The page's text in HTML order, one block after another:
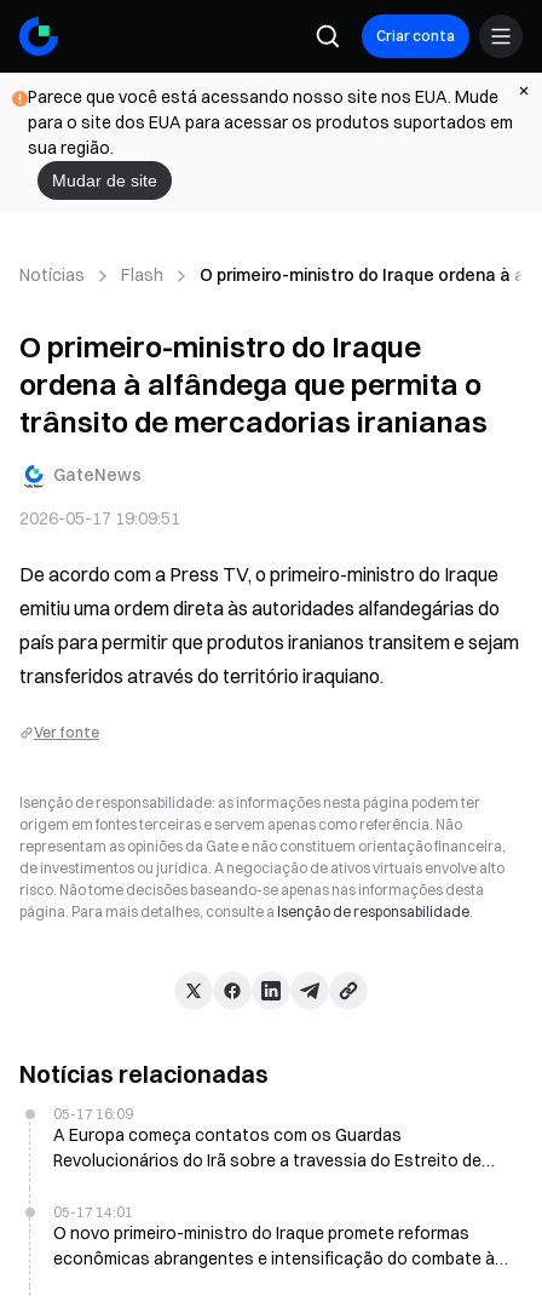
Criar conta
Parece que você está acessando nosso site nos EUA. Mude
para o site dos EUA para acessar os produtos suportados em
sua região.
Mudar de site
Notícias Flash O primeiro-ministro do Iraque ordena à
O primeiro-ministro do Iraque
ordena à alfândega que permita o
trânsito de mercadorias iranianas
GateNews
2026-05-17 19:09:51
De acordo com a Press TV, o primeiro-ministro do Iraque
emitiu uma ordem direta às autoridades alfandegárias do
país para permitir que produtos iranianos transitem e sejam
transferidos através do território iraquiano.
Ver fonte
Isenção de responsabilidade: as informações nesta página podem ter
origem em fontes terceiras e servem apenas como referência. Não
representam as opiniões da Gate e não constituem orientação financeira,
de investimentos ou jurídica. A negociação de ativos virtuais envolve alto
risco. Não tome decisões baseando-se apenas nas informações desta
página. Para mais detalhes, consulte a Isenção de responsabilidade.
Notícias relacionadas
05-17 16:09
A Europa começa contatos com os Guardas
Revolucionários do Irã sobre a travessia do Estreito de
05-17 14:01
O novo primeiro-ministro do Iraque promete reformas
econômicas abrangentes e intensificação do combate à